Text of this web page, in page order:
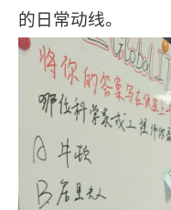
的日常动线。